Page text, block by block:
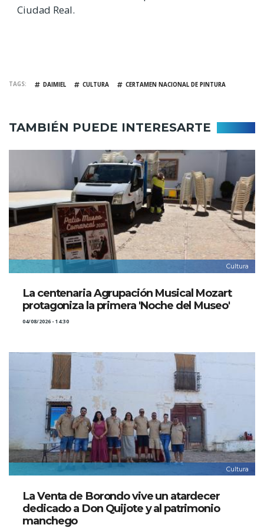
Ciudad Real.
TAGS DAIMIEL CULTURA CERTAMEN NACIONAL DE PINTURA
TAMBIÉN PUEDE INTERESARTE
Cultura
La centenaria Agrupación Musical Mozart
protagoniza la primera 'Noche del Museo'
04/08/2026 - 14:30
Cultura
La Venta de Borondo vive un atardecer
dedicado a Don Quijote y al patrimonio
manchego